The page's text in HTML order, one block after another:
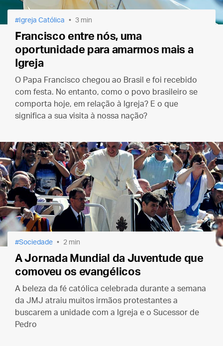
Igreja Católica 3 min
Francisco entre nós, uma
oportunidade para amarmos mais a
Igreja
O Papa Francisco chegou ao Brasil e foi recebido
com festa. No entanto, como o povo brasileiro se
comporta hoje, em relação à Igreja? E o que
significa a sua visita à nossa nação?
Sociedade 2 min
A Jornada Mundial da Juventude que
comoveu os evangélicos
A beleza da fé católica celebrada durante a semana
da JMJ atraiu muitos irmãos protestantes a
buscarem a unidade com a Igreja e o Sucessor de
Pedro